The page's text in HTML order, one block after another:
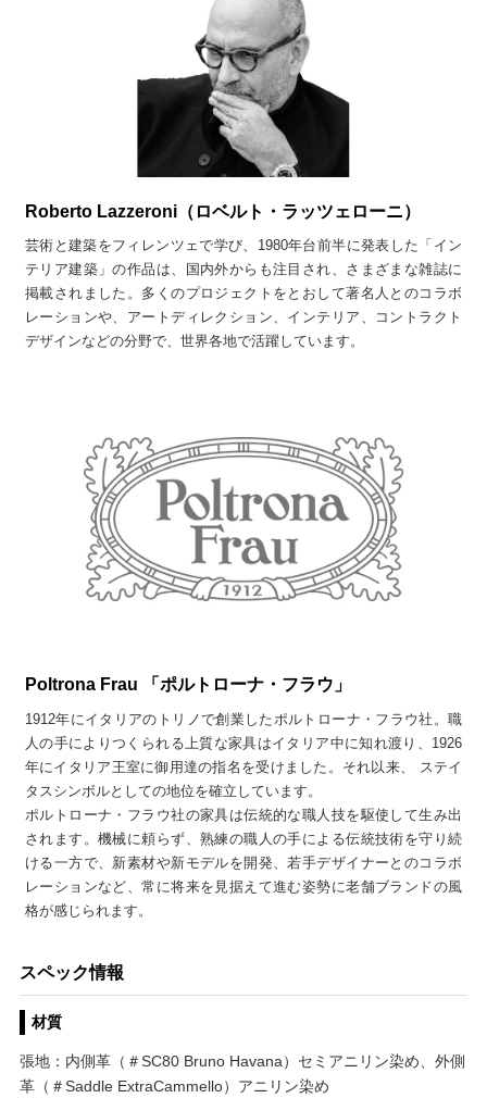
Roberto Lazzeroni（ロベルト・ラッツェローニ）
芸術と建築をフィレンツェで学び、1980年台前半に発表した「イン
テリア建築」の作品は、国内外からも注目され、さまざまな雑誌に
掲載されました。多くのプロジェクトをとおして著名人とのコラボ
レーションや、アートディレクション、インテリア、コントラクト
デザインなどの分野で、世界各地で活躍しています。
Poltrona Frau 「ポルトローナ・フラウ」
1912年にイタリアのトリノで創業したポルトローナ・フラウ社。職
人の手によりつくられる上質な家具はイタリア中に知れ渡り、1926
年にイタリア王室に御用達の指名を受けました。それ以来、 ステイ
タスシンボルとしての地位を確立しています。
ポルトローナ・フラウ社の家具は伝統的な職人技を駆使して生み出
されます。機械に頼らず、熟練の職人の手による伝統技術を守り続
ける一方で、新素材や新モデルを開発、若手デザイナーとのコラボ
レーションなど、常に将来を見据えて進む姿勢に老舗ブランドの風
格が感じられます。
スペック情報
材質
張地：内側革（＃SC80 Bruno Havana）セミアニリン染め、外側
革（＃Saddle ExtraCammello）アニリン染め